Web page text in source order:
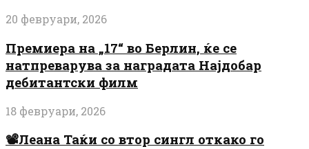
20 февруари, 2026
Премиера на „17“ во Берлин, ќе се
натпреварува за наградата Најдобар
дебитантски филм
18 февруари, 2026
📽️Леана Таќи со втор сингл откако го